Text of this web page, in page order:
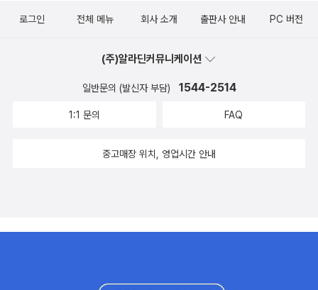
로그인 전체 메뉴 회사 소개 출판사 안내 PC 버전
(주)알라딘커뮤니케이션
일반문의 (발신자 부담) 1544-2514
1:1 문의 FAQ
중고매장 위치, 영업시간 안내